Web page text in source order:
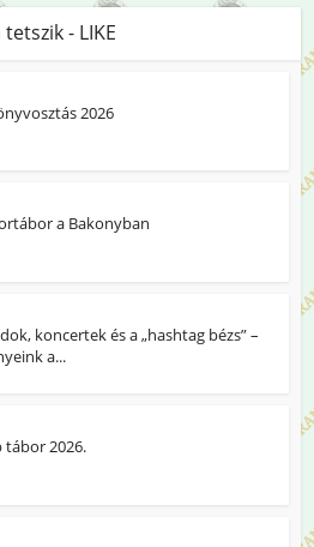
tetszik - LIKE
2026
a Bakonyban
koncertek és a „hashtag bézs” –
a...
tábor 2026.